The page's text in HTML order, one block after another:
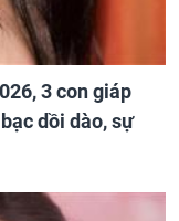
3 con giáp
dồi dào, sự